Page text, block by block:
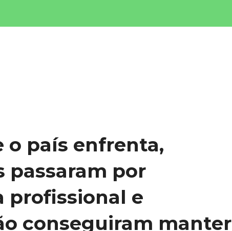
o país enfrenta,
passaram por
profissional e
conseguiram manter